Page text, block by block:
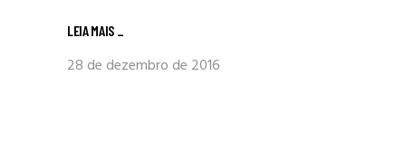
LEIA MAIS _
28 de dezembro de 2016